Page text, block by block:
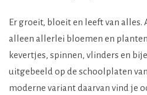
Er groeit, bloeit en leeft van alles.
alleen allerlei bloemen en
kevertjes, spinnen, vlinders en
uitgebeeld op de schoolplaten van
moderne variant daarvan vind je